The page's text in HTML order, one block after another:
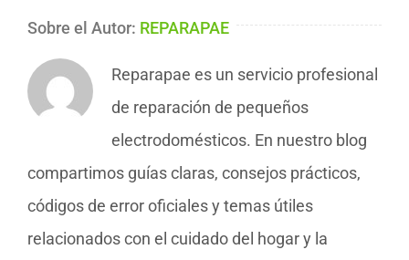
Sobre el Autor: REPARAPAE
Reparapae es un servicio profesional
de reparación de pequeños
electrodomésticos. En nuestro blog
compartimos guías claras, consejos prácticos,
códigos de error oficiales y temas útiles
relacionados con el cuidado del hogar y la